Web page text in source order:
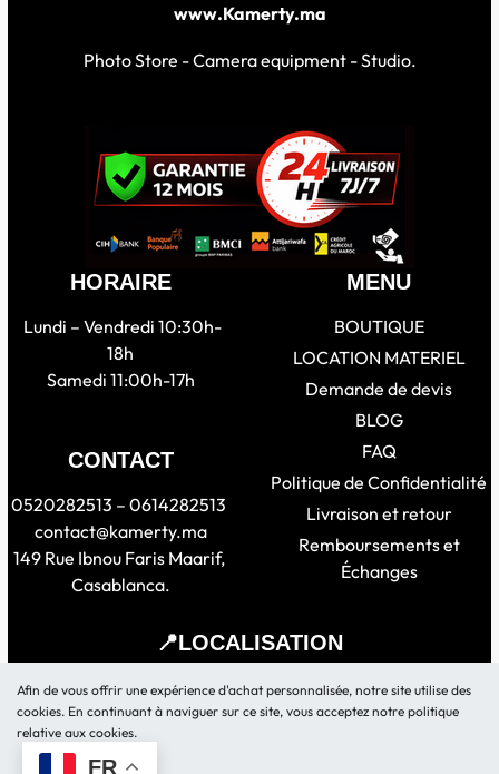
www.Kamerty.ma
Photo Store - Camera equipment - Studio.
HORAIRE
Lundi – Vendredi 10:30h-
18h
Samedi 11:00h-17h
CONTACT
0520282513 – 0614282513
contact@kamerty.ma
149 Rue Ibnou Faris Maarif,
Casablanca.
MENU
BOUTIQUE
LOCATION MATERIEL
Demande de devis
BLOG
FAQ
Politique de Confidentialité
Livraison et retour
Remboursements et
Échanges
📍LOCALISATION
Afin de vous offrir une expérience d'achat personnalisée, notre site utilise des
cookies. En continuant à naviguer sur ce site, vous acceptez notre politique
relative aux cookies.
FR